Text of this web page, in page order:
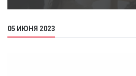
05 ИЮНЯ 2023